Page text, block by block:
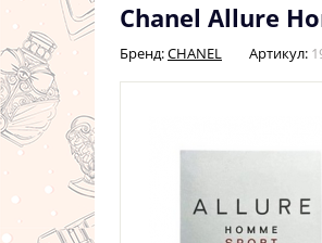
Chanel Allure
Бренд:CHANEL Артикул: